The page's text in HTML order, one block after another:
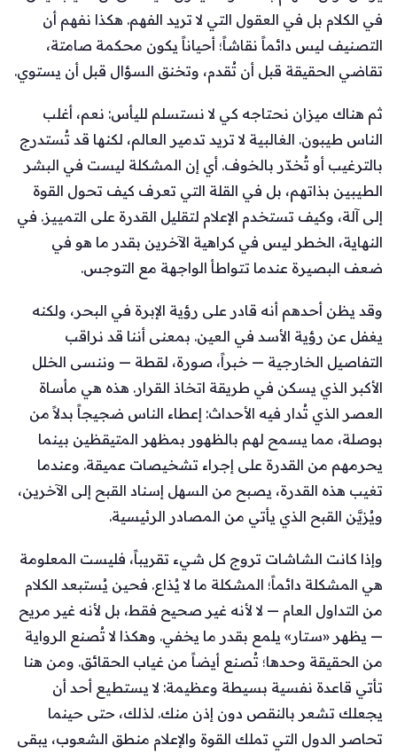
في الكلام بل في العقول التي لا تريد الفهم. هكذا نفهم أن
التصنيف ليس دائماً نقاشاً؛ أحياناً يكون محكمة صامتة،
تقاضي الحقيقة قبل أن تُقدم، وتخنق السؤال قبل أن يستوي.
ثم هناك ميزان نحتاجه كي لا نستسلم لليأس: نعم، أغلب
الناس طيبون. الغالبية لا تريد تدمير العالم، لكنها قد تُستدرج
بالترغيب أو تُخدّر بالخوف. أي إن المشكلة ليست في البشر
الطيبين بذاتهم، بل في القلة التي تعرف كيف تحول القوة
إلى آلة، وكيف تستخدم الإعلام لتقليل القدرة على التمييز. في
النهاية، الخطر ليس في كراهية الآخرين بقدر ما هو في
ضعف البصيرة عندما تتواطأ الواجهة مع التوجس.
وقد يظن أحدهم أنه قادر على رؤية الإبرة في البحر، ولكنه
يغفل عن رؤية الأسد في العين. بمعنى أننا قد نراقب
التفاصيل الخارجية — خبراً، صورة، لقطة — وننسى الخلل
الأكبر الذي يسكن في طريقة اتخاذ القرار. هذه هي مأساة
العصر الذي تُدار فيه الأحداث: إعطاء الناس ضجيجاً بدلاً من
بوصلة، مما يسمح لهم بالظهور بمظهر المتيقظين بينما
يحرمهم من القدرة على إجراء تشخيصات عميقة. وعندما
تغيب هذه القدرة، يصبح من السهل إسناد القبح إلى الآخرين،
ويُزيَّن القبح الذي يأتي من المصادر الرئيسية.
وإذا كانت الشاشات تروج كل شيء تقريباً، فليست المعلومة
هي المشكلة دائماً؛ المشكلة ما لا يُذاع. فحين يُستبعد الكلام
من التداول العام — لا لأنه غير صحيح فقط، بل لأنه غير مريح
— يظهر «ستار» يلمع بقدر ما يخفي. وهكذا لا تُصنع الرواية
من الحقيقة وحدها؛ تُصنع أيضاً من غياب الحقائق. ومن هنا
تأتي قاعدة نفسية بسيطة وعظيمة: لا يستطيع أحد أن
يجعلك تشعر بالنقص دون إذن منك. لذلك، حتى حينما
تحاصر الدول التي تملك القوة والإعلام منطق الشعوب، يبقى